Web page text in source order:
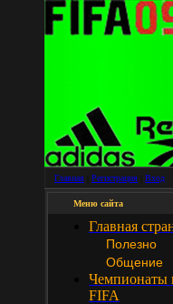
Главная Регистрация Вход
Меню сайта
Главная
Полезно
Общение
Чемпионаты
FIFA